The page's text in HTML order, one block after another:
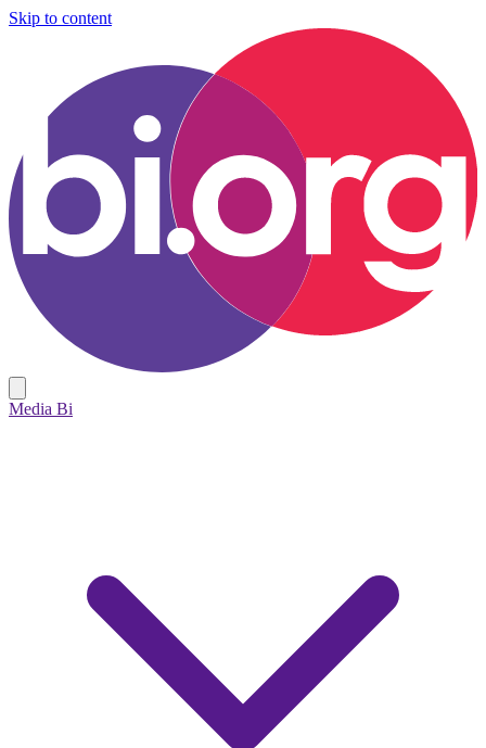
Skip to content
Media Bi